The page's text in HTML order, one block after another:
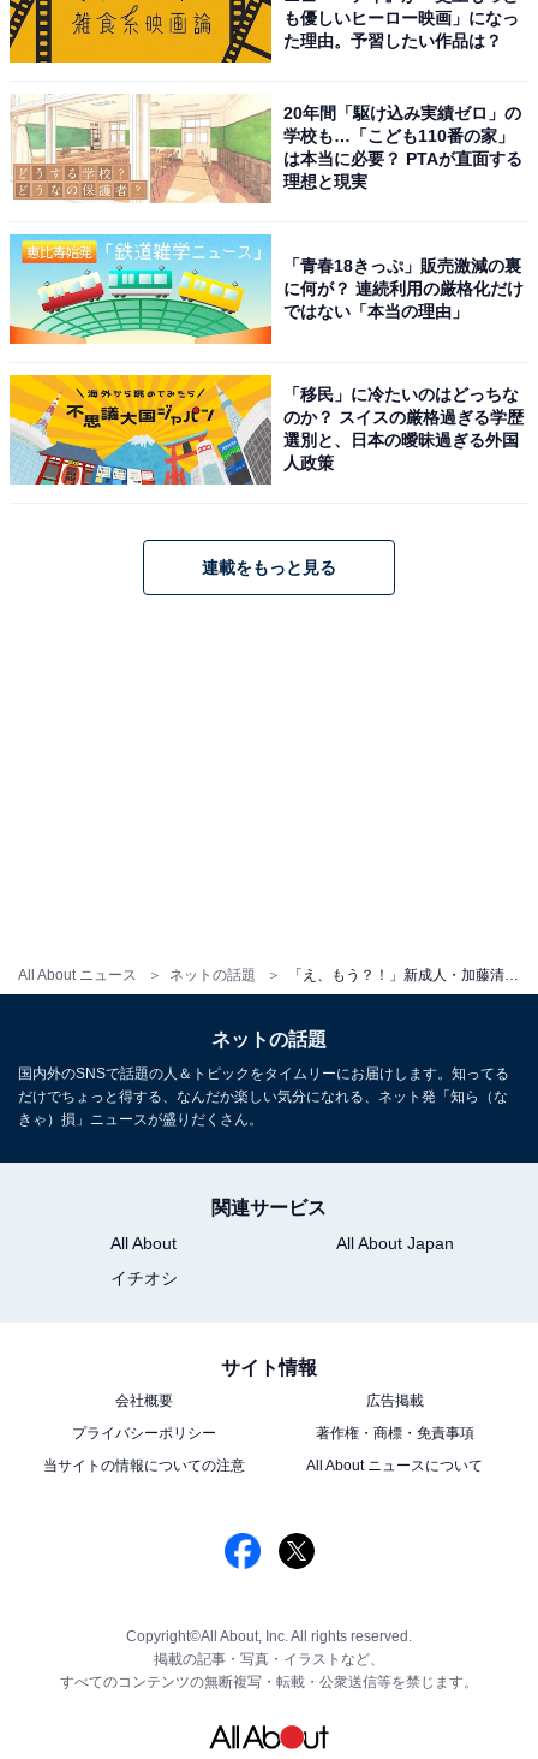
All About ニュース ネットの話題
も優しいヒーロー映画」になっ
た理由。予習したい作品は？
20年間「駆け込み実績ゼロ」の
学校も…「こども110番の家」
は本当に必要？ PTAが直面する
理想と現実
「青春18きっぷ」販売激減の裏
に何が？ 連続利用の厳格化だけ
ではない「本当の理由」
「移民」に冷たいのはどっちな
のか？ スイスの厳格過ぎる学歴
選別と、日本の曖昧過ぎる外国
人政策
連載をもっと見る
ネットの話題
国内外のSNSで話題の人＆トピックをタイムリーにお届けします。知ってる
だけでちょっと得する、なんだか楽しい気分になれる、ネット発「知ら（な
きゃ）損」ニュースが盛りだくさん。
関連サービス
All About
All About Japan
イチオシ
サイト情報
会社概要
広告掲載
プライバシーポリシー
著作権・商標・免責事項
当サイトの情報についての注意
All About ニュースについて
Copyright©All About, Inc. All rights reserved.
掲載の記事・写真・イラストなど、
すべてのコンテンツの無断複写・転載・公衆送信等を禁じます。